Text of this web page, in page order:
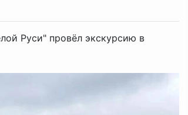
Руси" провёл экскурсию в